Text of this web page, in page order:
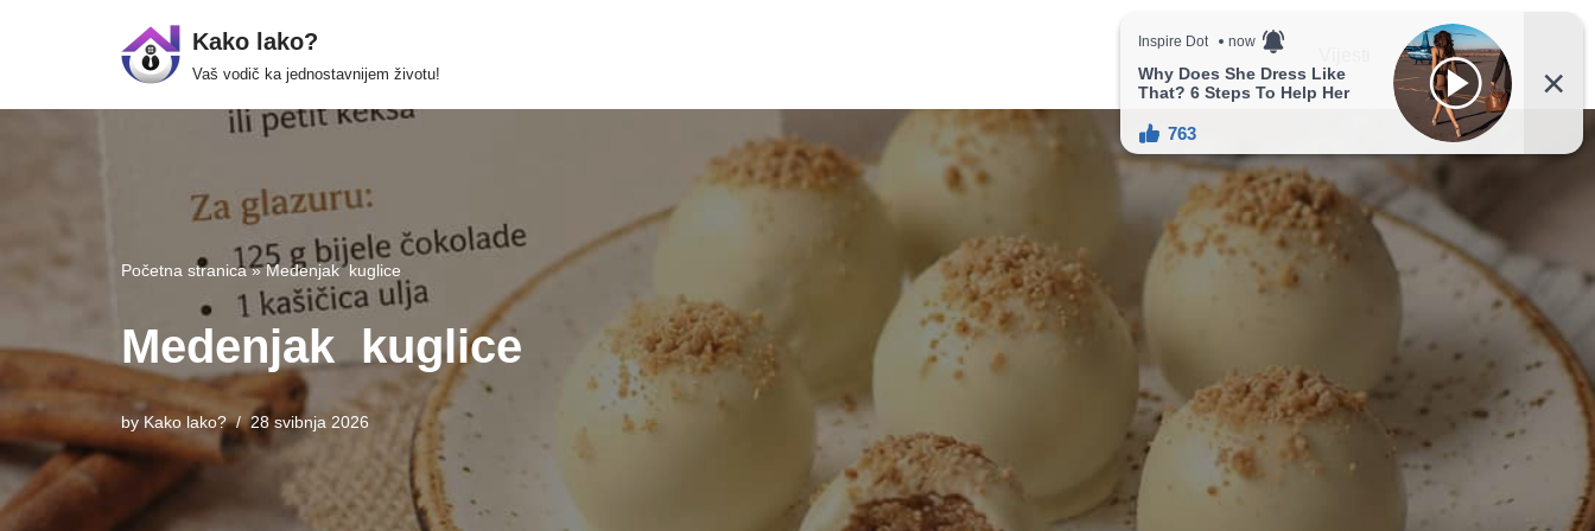
Kako lako?
Vaš vodič ka jednostavnijem životu!
Recepti
Početna stranica»Medenjak kuglice
Medenjak kuglice
by Kako lako? 28 svibnja 2026